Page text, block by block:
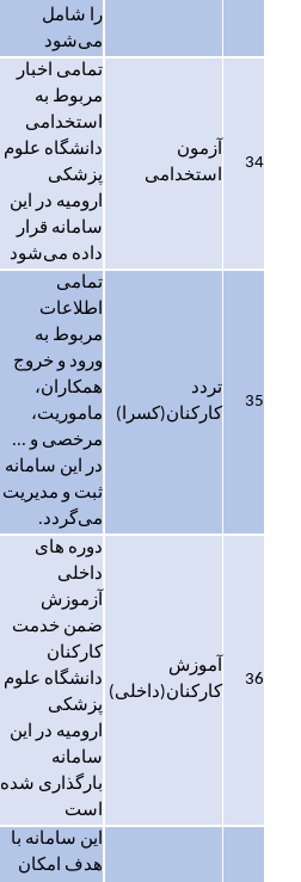
را شامل
می‌شود
34
آزمون
استخدامی
تمامی اخبار
مربوط به
استخدامی
دانشگاه علوم
پزشکی
ارومیه در این
سامانه قرار
داده می‌شود
35
تردد
کارکنان(کسرا)
تمامی
اطلاعات
مربوط به
ورود و خروج
همکاران،
ماموریت،
مرخصی و ...
در این سامانه
ثبت و مدیریت
می‌گردد.
36
آموزش
کارکنان(داخلی)
دوره های
داخلی
آزموزش
ضمن خدمت
کارکنان
دانشگاه علوم
پزشکی
ارومیه در این
سامانه
بارگذاری شده
است
این سامانه با
هدف امکان